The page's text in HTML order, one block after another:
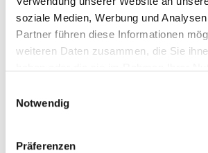
soziale Medien, Werbung und
Partner führen diese Informationen
weiteren Daten zusammen, die Sie
Notwendig
Präferenzen
Ihr Partner für
Sehen in Lübeck
Als erster Ansprechpartner für das
als Augenoptiker in Lübeck mehr als
die sich um die jeweilige optisch,
ästhetisch perfekt auf Ihre
auch oft die Ersten, die eventuelle